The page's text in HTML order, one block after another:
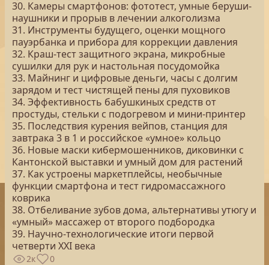
30. Камеры смартфонов: фототест, умные беруши-
наушники и прорыв в лечении алкоголизма
31. Инструменты будущего, оценки мощного
пауэрбанка и прибора для коррекции давления
32. Краш-тест защитного экрана, микробные
сушилки для рук и настольная посудомойка
33. Майнинг и цифровые деньги, часы с долгим
зарядом и тест чистящей пены для пуховиков
34. Эффективность бабушкиных средств от
простуды, стельки с подогревом и мини-принтер
35. Последствия курения вейпов, станция для
завтрака 3 в 1 и российское «умное» кольцо
36. Новые маски кибермошенников, диковинки с
Кантонской выставки и умный дом для растений
37. Как устроены маркетплейсы, необычные
функции смартфона и тест гидромассажного
коврика
38. Отбеливание зубов дома, альтернативы утюгу и
«умный» массажер от второго подбородка
39. Научно-технологические итоги первой
четверти XXI века
2к 0